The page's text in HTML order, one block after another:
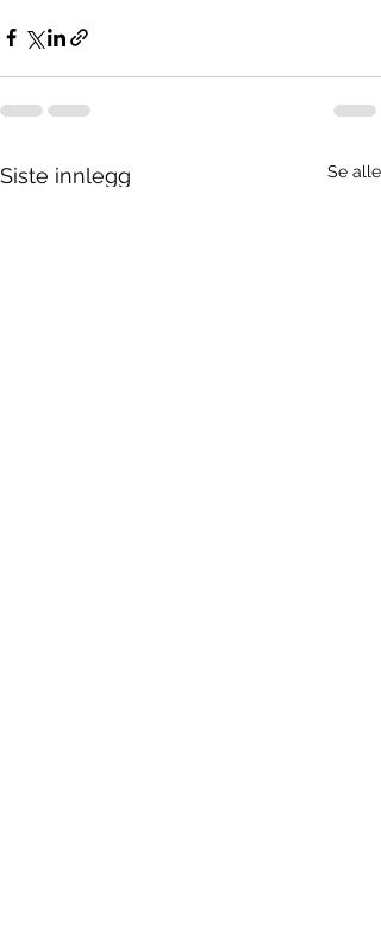
Siste innlegg Se alle